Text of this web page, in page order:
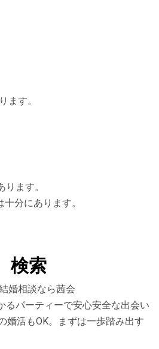
ます。
ます。
分にあります。
検索
婚相談なら茜会
るパーティーで安心安全な出会い
婚活もOK。まずは一歩踏み出す